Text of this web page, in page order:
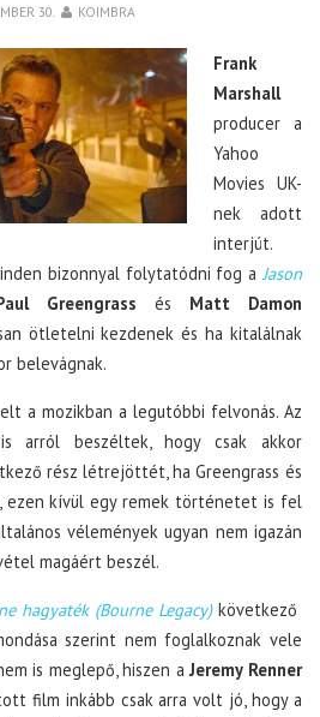
30. KOIMBRA
Frank
Marshall
producer a
Yahoo
Movies UK-
nek adott
interjút.
bizonnyal folytatódni fog aJason
Greengrass és Matt Damon
ötletelni kezdenek és ha kitalálnak
belevágnak.
a mozikban a legutóbbi felvonás. Az
arról beszéltek, hogy csak akkor
rész létrejöttét, ha Greengrass és
ezen kívül egy remek történetet is fel
vélemények ugyan nem igazán
magáért beszél.
hagyaték (Bourne Legacy)következő
szerint nem foglalkoznak vele
is meglepő, hiszen aJeremy Renner
film inkább csak arra volt jó, hogy a